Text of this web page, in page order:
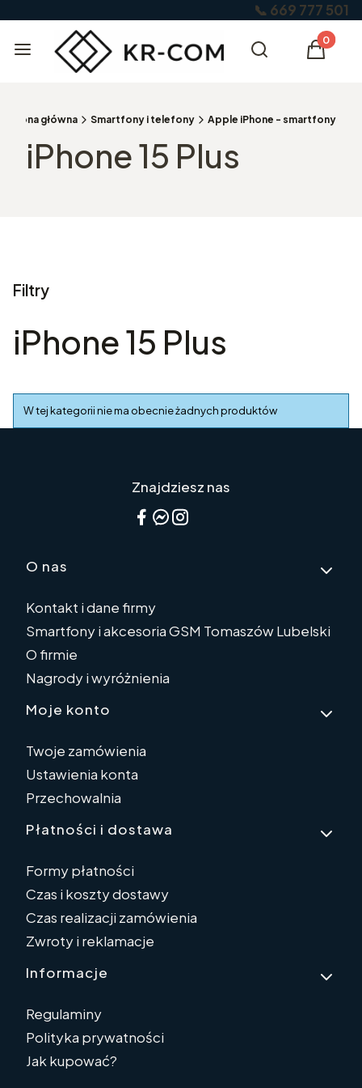
📞 669 777 501
Menu Otwórz
Szukaj
Koszyk
Strona główna Smartfony i telefony Apple iPhone - smartfony
iPhone 15 Plus
Filtry
Koniec filtrów
iPhone 15 Plus
Lista produktów
W tej kategorii nie ma obecnie żadnych produktów
Znajdziesz nas
Linki w stopce
O nas
Kontakt i dane firmy
Smartfony i akcesoria GSM Tomaszów Lubelski
O firmie
Nagrody i wyróżnienia
Moje konto
Twoje zamówienia
Ustawienia konta
Przechowalnia
Płatności i dostawa
Formy płatności
Czas i koszty dostawy
Czas realizacji zamówienia
Zwroty i reklamacje
Informacje
Regulaminy
Polityka prywatności
Jak kupować?